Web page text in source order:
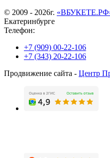
© 2009 - 2026г.
Екатеринбурге
Телефон:
+7 (909) 00-22-106
+7 (343) 20-22-106
Продвижение сайта - Центр